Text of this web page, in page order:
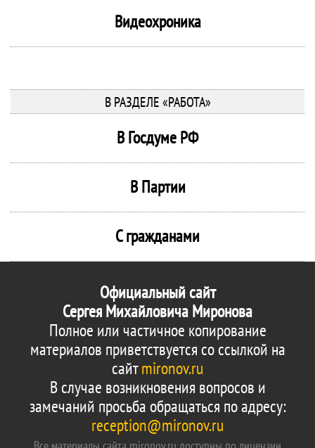
Видеохроника
В РАЗДЕЛЕ «РАБОТА»
В Госдуме РФ
В Партии
С гражданами
Официальный сайт
Сергея Михайловича Миронова
Полное или частичное копирование
материалов приветствуется со ссылкой на
сайтmironov.ru
В случае возникновения вопросов и
замечаний просьба обращаться по адресу:
reception@mironov.ru